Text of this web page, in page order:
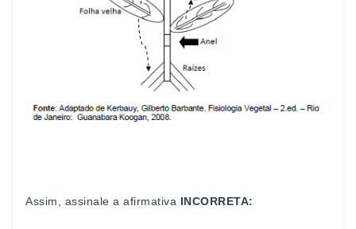
Assim, assinale a afirmativa INCORRETA: